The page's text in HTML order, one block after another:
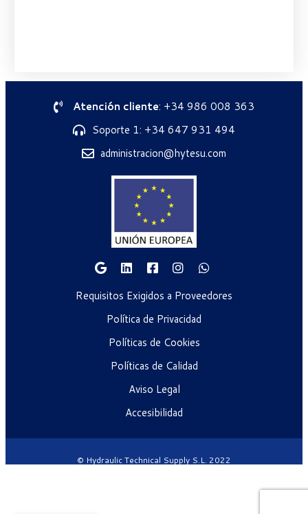
Atención cliente: +34 986 008 363
Soporte 1: +34 647 931 494
administracion@hytesu.com
Requisitos Exigidos a Proveedores
Política de Privacidad
Políticas de Cookies
Políticas de Calidad
Aviso Legal
Accesibilidad
© Hydraulic Technical Supply S.L. 2022